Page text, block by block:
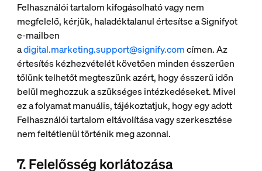
Felhasználói tartalom kifogásolható vagy nem
megfelelő, kérjük, haladéktalanul értesítse a Signifyot
e-mailben
adigital.marketing.support@signify.comcímen. Az
értesítés kézhezvételét követően minden ésszerűen
tőlünk telhetőt megteszünk azért, hogy ésszerű időn
belül meghozzuk a szükséges intézkedéseket. Mivel
ez a folyamat manuális, tájékoztatjuk, hogy egy adott
Felhasználói tartalom eltávolítása vagy szerkesztése
nem feltétlenül történik meg azonnal.
7. Felelősség korlátozása